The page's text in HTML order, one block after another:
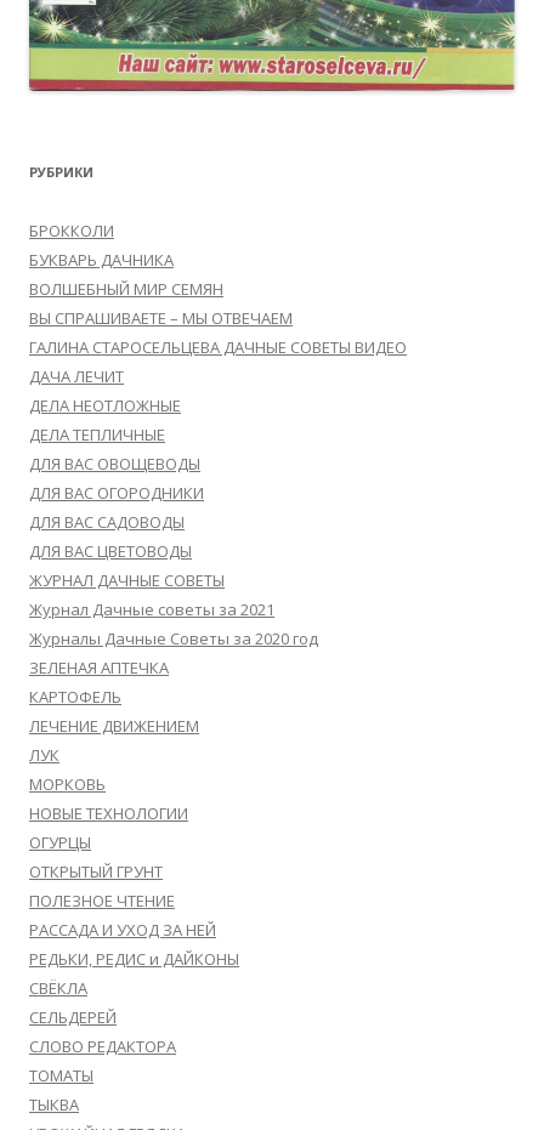
РУБРИКИ
БРОККОЛИ
БУКВАРЬ ДАЧНИКА
ВОЛШЕБНЫЙ МИР СЕМЯН
ВЫ СПРАШИВАЕТЕ – МЫ ОТВЕЧАЕМ
ГАЛИНА СТАРОСЕЛЬЦЕВА ДАЧНЫЕ СОВЕТЫ ВИДЕО
ДАЧА ЛЕЧИТ
ДЕЛА НЕОТЛОЖНЫЕ
ДЕЛА ТЕПЛИЧНЫЕ
ДЛЯ ВАС ОВОЩЕВОДЫ
ДЛЯ ВАС ОГОРОДНИКИ
ДЛЯ ВАС САДОВОДЫ
ДЛЯ ВАС ЦВЕТОВОДЫ
ЖУРНАЛ ДАЧНЫЕ СОВЕТЫ
Журнал Дачные советы за 2021
Журналы Дачные Советы за 2020 год
ЗЕЛЕНАЯ АПТЕЧКА
КАРТОФЕЛЬ
ЛЕЧЕНИЕ ДВИЖЕНИЕМ
ЛУК
МОРКОВЬ
НОВЫЕ ТЕХНОЛОГИИ
ОГУРЦЫ
ОТКРЫТЫЙ ГРУНТ
ПОЛЕЗНОЕ ЧТЕНИЕ
РАССАДА И УХОД ЗА НЕЙ
РЕДЬКИ, РЕДИС и ДАЙКОНЫ
СВЁКЛА
СЕЛЬДЕРЕЙ
СЛОВО РЕДАКТОРА
ТОМАТЫ
ТЫКВА